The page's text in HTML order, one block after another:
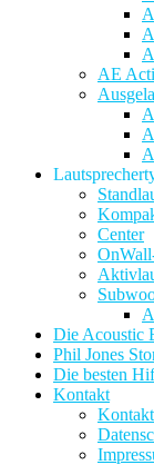
AE
Center
Die Acoustic
Phil Jones
Die besten
Kontakt